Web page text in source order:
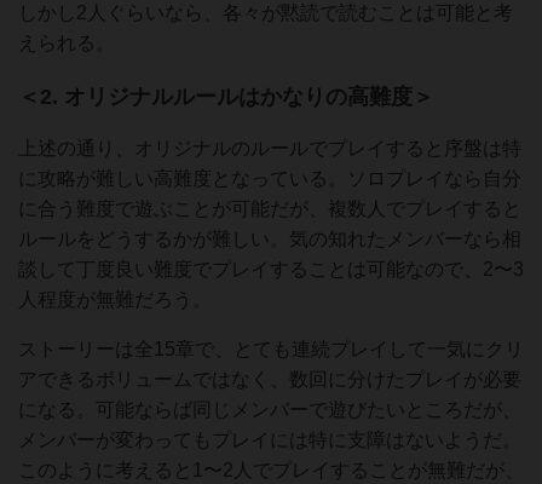
しかし2人ぐらいなら、各々が黙読で読むことは可能と考
えられる。
＜2. オリジナルルールはかなりの高難度＞
上述の通り、オリジナルのルールでプレイすると序盤は特
に攻略が難しい高難度となっている。ソロプレイなら自分
に合う難度で遊ぶことが可能だが、複数人でプレイすると
ルールをどうするかが難しい。気の知れたメンバーなら相
談して丁度良い難度でプレイすることは可能なので、2〜3
人程度が無難だろう。
ストーリーは全15章で、とても連続プレイして一気にクリ
アできるボリュームではなく、数回に分けたプレイが必要
になる。可能ならば同じメンバーで遊びたいところだが、
メンバーが変わってもプレイには特に支障はないようだ。
このように考えると1〜2人でプレイすることが無難だが、